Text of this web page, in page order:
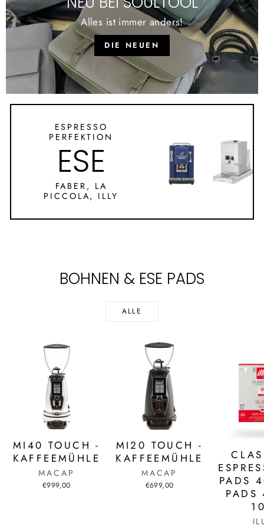
Alles ist immer anders!
DIE NEUEN
ESPRESSO
PERFEKTION
ESE
FABER, LA
PICCOLA, ILLY
BOHNEN & ESE PADS
ALLE
MI40 TOUCH -
KAFFEEMÜHLE
MACAP
€999,00
MI20 TOUCH -
KAFFEEMÜHLE
MACAP
€699,00
PADS
PADS